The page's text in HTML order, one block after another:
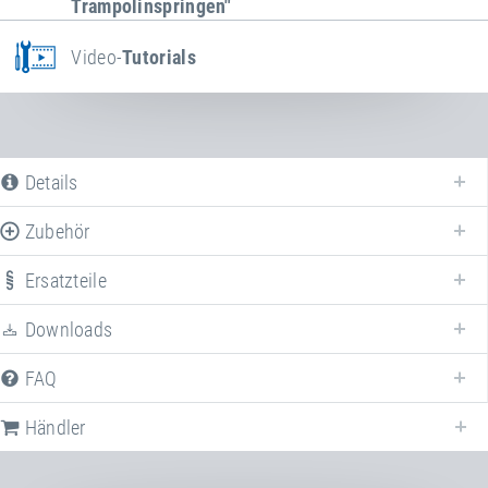
Trampolinspringen"
Video-Tutorials
Details
Zubehör
Ersatzteile
Downloads
Nachfolgend stellen wir Ihnen alle verfügbaren Downloads zur Verfügung,
die sich aufKids Tramp "Kindergarten Loop"
FAQ
Händler